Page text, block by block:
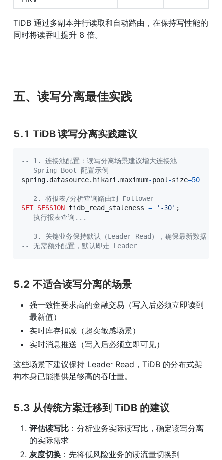
TiDB 通过多副本并行读取和自动路由，在保持写性能的
同时将读吞吐提升 8 倍。
五、读写分离最佳实践
5.1 TiDB 读写分离实践建议
-- 1. 连接池配置：读写分离场景建议增大连接池
-- Spring Boot 配置示例
spring. datasource. hikari .maximum-pool -size=50
-- 2. 将报表/分析查询路由到 Follower
SET SESSION tidb_read_staleness = '-30' ;
-- 执行报表查询...
-- 3. 关键业务保持默认（Leader Read），确保最新数据
-- 无需额外配置，默认即走 Leader
5.2 不适合读写分离的场景
强一致性要求高的金融交易（写入后必须立即读到
最新值）
实时库存扣减（超卖敏感场景）
实时消息推送（写入后必须立即可见）
这些场景下建议保持 Leader Read，TiDB 的分布式架
构本身已能提供足够高的吞吐量。
5.3 从传统方案迁移到 TiDB 的建议
评估读写比 ：分析业务实际读写比，确定读写分离
的实际需求
灰度切换 ：先将低风险业务的读流量切换到